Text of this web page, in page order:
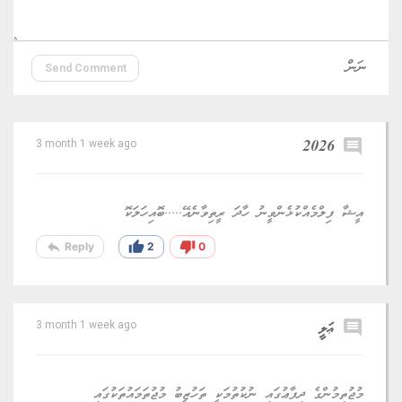
Send Comment
comment
2026
3 month 1 week ago
އީޝާ ފިލްމެއްކުޅެންވީނު ހާދަ ރީތިވާނެއޭ.....ބޮއިހަލަކޮ
reply Reply thumb_up 2 thumb_down 0
comment ޢަލީ 3 month 1 week ago
މުޖުތިމުންގެ ދިފާޢުގައި ނުކުތުމަކީ ތަހުޒީބު މުޖުތަމައުތަކުގައި